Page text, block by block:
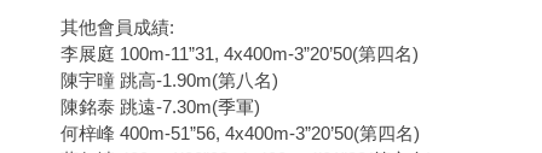
其他會員成績:
李展庭 100m-11”31, 4x400m-3”20’50(第四名)
陳宇曈 跳高-1.90m(第八名)
陳銘泰 跳遠-7.30m(季軍)
何梓峰 400m-51”56, 4x400m-3”20’50(第四名)